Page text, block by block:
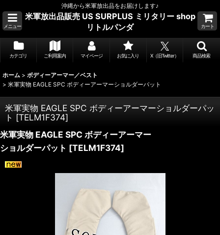
沖縄から米軍放出品をお届けします♪
メニュー
米軍放出品販売 US SURPLUS ミリタリー shop
リトルパンダ
カート
カテゴリ ご利用案内 マイページ お気に入り X（旧Twitter） 商品検索
ホーム > ボディーアーマー／ベスト
> 米軍実物 EAGLE SPC ボディーアーマーショルダーパット
米軍実物 EAGLE SPC ボディーアーマーショルダーパッ
ト [TELM1F374]
米軍実物 EAGLE SPC ボディーアーマー
ショルダーパット [TELM1F374]